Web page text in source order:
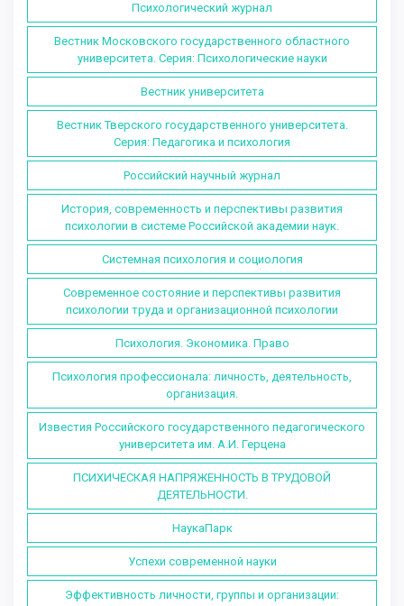
Психологический журнал
Вестник Московского государственного областного
университета. Серия: Психологические науки
Вестник университета
Вестник Тверского государственного университета.
Серия: Педагогика и психология
Российский научный журнал
История, современность и перспективы развития
психологии в системе Российской академии наук.
Системная психология и социология
Современное состояние и перспективы развития
психологии труда и организационной психологии
Психология. Экономика. Право
Психология профессионала: личность, деятельность,
организация.
Известия Российского государственного педагогического
университета им. А.И. Герцена
ПСИХИЧЕСКАЯ НАПРЯЖЕННОСТЬ В ТРУДОВОЙ
ДЕЯТЕЛЬНОСТИ.
НаукаПарк
Успехи современной науки
Эффективность личности, группы и организации: